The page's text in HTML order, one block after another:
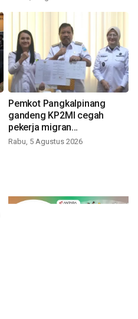
Pemkot Pangkalpinang
gandeng KP2MI cegah
pekerja migran
nonprosedural
Rabu, 5 Agustus 2026